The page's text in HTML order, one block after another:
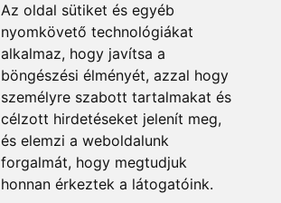
Az oldal sütiket és egyéb
nyomkövető technológiákat
alkalmaz, hogy javítsa a
böngészési élményét, azzal hogy
személyre szabott tartalmakat és
célzott hirdetéseket jelenít meg,
és elemzi a weboldalunk
forgalmát, hogy megtudjuk
honnan érkeztek a látogatóink.
Accepted payment methods